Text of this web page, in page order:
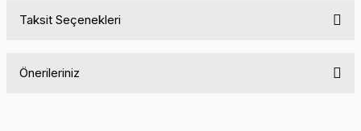
Taksit Seçenekleri
Önerileriniz